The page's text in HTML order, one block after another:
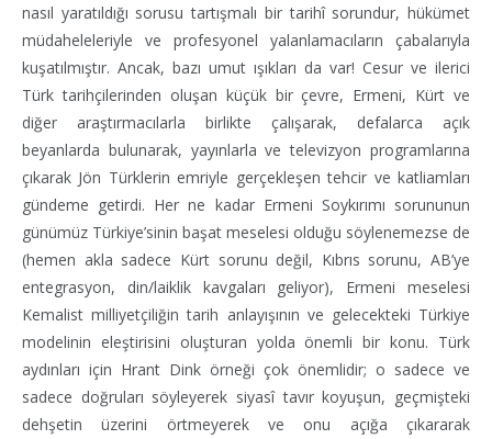
nasıl yaratıldığı sorusu tartışmalı bir tarihî sorundur, hükümet
müdaheleleriyle ve profesyonel yalanlamacıların çabalarıyla
kuşatılmıştır. Ancak, bazı umut ışıkları da var! Cesur ve ilerici
Türk tarihçilerinden oluşan küçük bir çevre, Ermeni, Kürt ve
diğer araştırmacılarla birlikte çalışarak, defalarca açık
beyanlarda bulunarak, yayınlarla ve televizyon programlarına
çıkarak Jön Türklerin emriyle gerçekleşen tehcir ve katliamları
gündeme getirdi. Her ne kadar Ermeni Soykırımı sorununun
günümüz Türkiye’sinin başat meselesi olduğu söylenemezse de
(hemen akla sadece Kürt sorunu değil, Kıbrıs sorunu, AB’ye
entegrasyon, din/laiklik kavgaları geliyor), Ermeni meselesi
Kemalist milliyetçiliğin tarih anlayışının ve gelecekteki Türkiye
modelinin eleştirisini oluşturan yolda önemli bir konu. Türk
aydınları için Hrant Dink örneği çok önemlidir; o sadece ve
sadece doğruları söyleyerek siyasî tavır koyuşun, geçmişteki
dehşetin üzerini örtmeyerek ve onu açığa çıkararak